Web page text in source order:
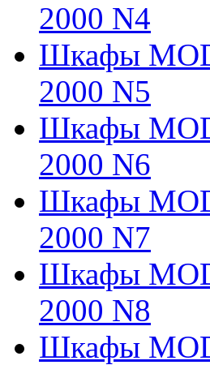
2000 N4
Шкафы
2000 N5
Шкафы
2000 N6
Шкафы
2000 N7
Шкафы
2000 N8
Шкафы